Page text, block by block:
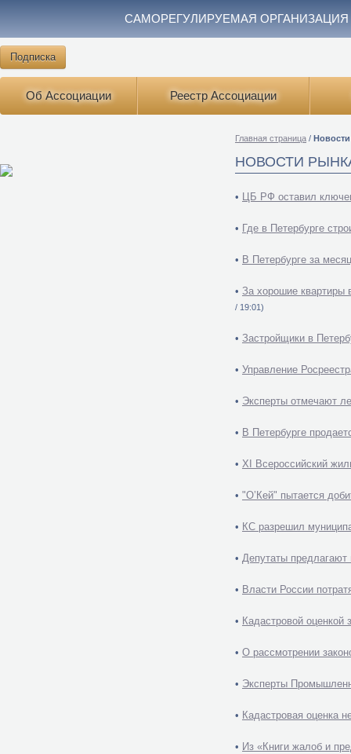
САМОРЕГУЛИРУЕМАЯ
Подписка
Об Ассоциации Реестр Ассоциации
Главная страница /
НОВОСТИ
• ЦБ РФ оставил
• Где в Петербурге
• В Петербурге за
• За хорошие квартиры
/ 19:01)
• Застройщики в
• Управление
• Эксперты отмечают
• В Петербурге
• XI Всероссийский
• "О’Кей" пытается
• КС разрешил
• Депутаты
• Власти России
• Кадастровой
• О рассмотрении
• Эксперты
• Кадастровая оценка
• Из «Книги жалоб и